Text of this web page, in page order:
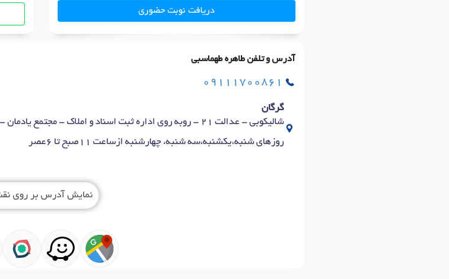
دریافت نوبت حضوری
آدرس و تلفن طاهره طهماسبی
09111700861
گرگان
شالیکوبی - عدالت 21 - روبه روی اداره ثبت اسناد و املاک - مجتمع یادمان - طبقه3 - واحد 29 -
روزهای شنبه،یکشنبه،سه شنبه، چهارشنبه ازساعت 11صبح تا 6عصر
نمایش آدرس بر روی